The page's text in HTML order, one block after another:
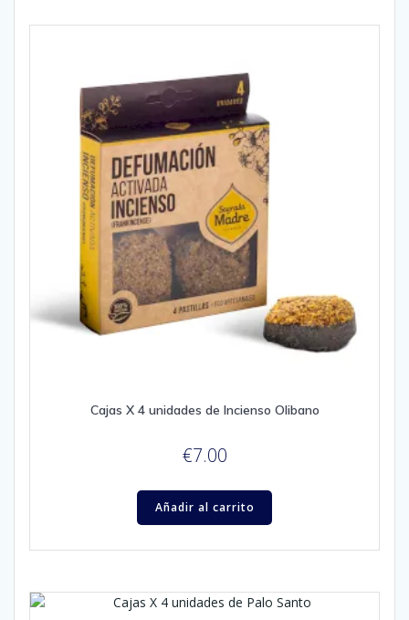
Cajas X 4 unidades de Incienso Olibano
€7.00
Añadir al carrito